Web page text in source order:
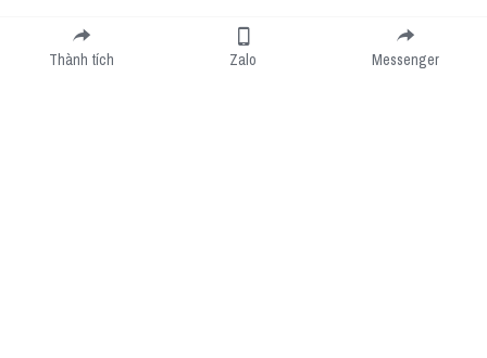
Submit
Thành tích Zalo Messenger